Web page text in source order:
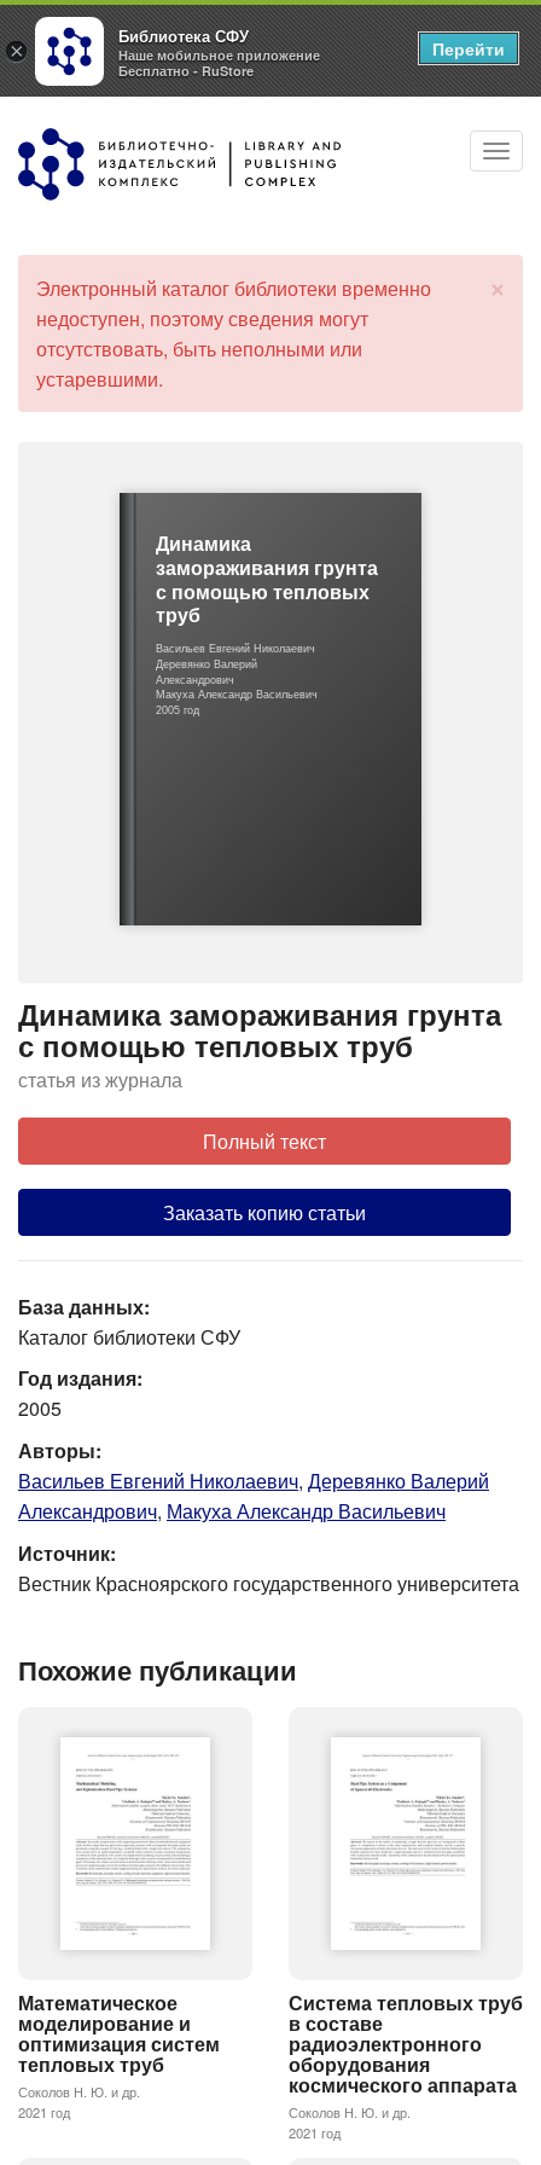
Перейти
основному
×
о
о
б
щ
е
Электронный каталог библиотеки временно
недоступен, поэтому сведения могут
отсутствовать, быть неполными или
устаревшими.
Динамика
замораживания грунта
с помощью тепловых
труб
Васильев Евгений Николаевич
Деревянко Валерий
Александрович
Макуха Александр Васильевич
2005 год
Динамика замораживания грунта
с помощью тепловых труб
статья из журнала
Полный текст
Заказать копию статьи
База данных:
Каталог библиотеки СФУ
Год издания:
2005
Авторы:
Васильев Евгений Николаевич, Деревянко Валерий
Александрович, Макуха Александр Васильевич
Источник:
Вестник Красноярского государственного университета
Похожие публикации
Математическое
моделирование и
оптимизация систем
тепловых труб
Соколов Н. Ю. и др.
2021 год
Система тепловых труб
в составе
радиоэлектронного
оборудования
космического аппарата
Соколов Н. Ю. и др.
2021 год
×
Библиотека СФУ
Наше мобильное приложение
Бесплатно - RuStore
Перейти